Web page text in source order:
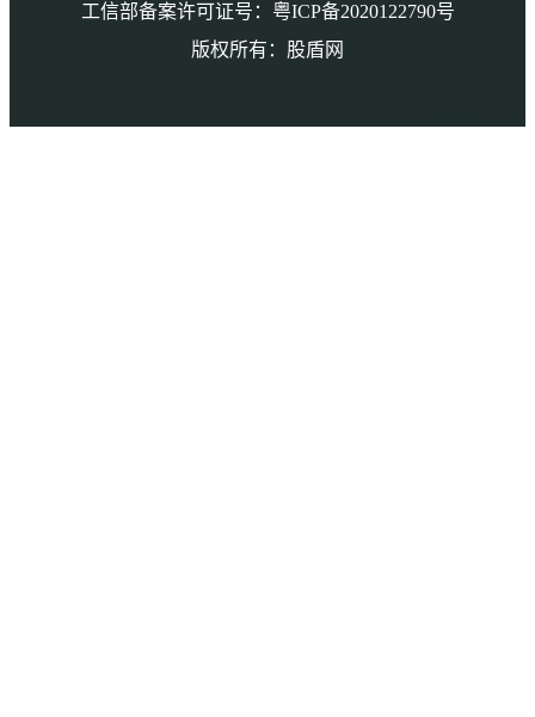
工信部备案许可证号：粤ICP备2020122790号
版权所有：股盾网